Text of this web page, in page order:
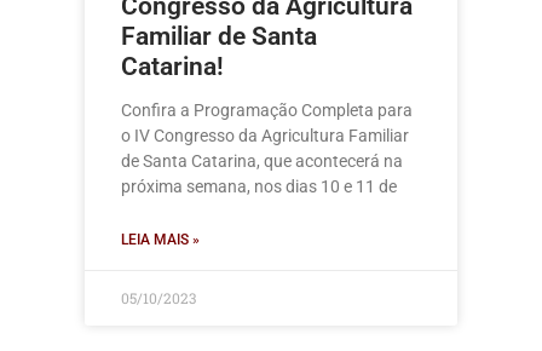
Congresso da Agricultura
Familiar de Santa
Catarina!
Confira a Programação Completa para
o IV Congresso da Agricultura Familiar
de Santa Catarina, que acontecerá na
próxima semana, nos dias 10 e 11 de
LEIA MAIS »
05/10/2023